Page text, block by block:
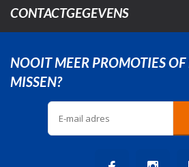
CONTACTGEGEVENS
NOOIT MEER PROMOTIES
MISSEN?